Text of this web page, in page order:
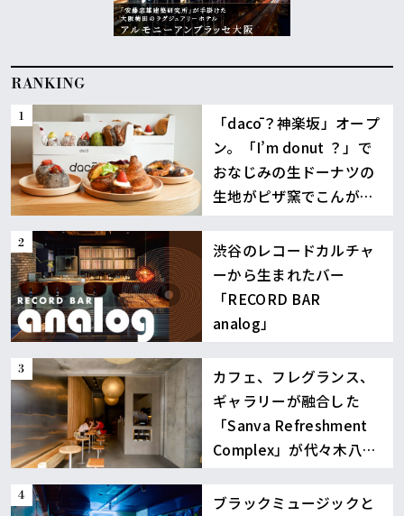
RANKING
「dacō？神楽坂」オープ
ン。「I’m donut ？」で
おなじみの生ドーナツの
生地がピザ窯でこんが
り！
渋谷のレコードカルチャ
ーから生まれたバー
「RECORD BAR
analog」
カフェ、フレグランス、
ギャラリーが融合した
「Sanva Refreshment
Complex」が代々木八幡
に誕生
ブラックミュージックと